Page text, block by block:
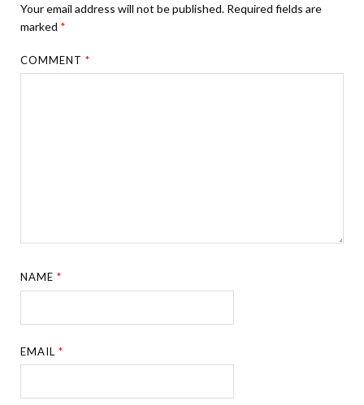
Your email address will not be published. Required fields are
marked *
COMMENT*
NAME*
EMAIL*